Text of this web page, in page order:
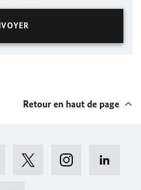
Retour en haut de page